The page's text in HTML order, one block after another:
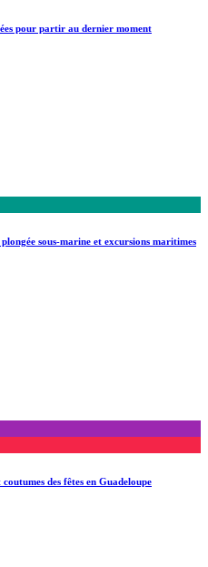
pour partir au dernier moment
sous-marine et excursions maritimes
des fêtes en Guadeloupe